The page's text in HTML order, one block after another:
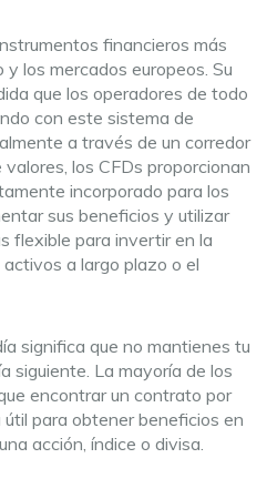
financieros más
los mercados europeos. Su
que los operadores de todo
con este sistema de
a través de un corredor
los CFDs proporcionan
incorporado para los
sus beneficios y utilizar
flexible para invertir en la
a largo plazo o el
significa que no mantienes tu
siguiente. La mayoría de los
encontrar un contrato por
para obtener beneficios en
acción, índice o divisa.